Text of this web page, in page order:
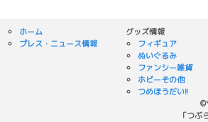
ホーム
プレス・ニュース情報
グッズ情報
フィギュア
ぬいぐるみ
ファンシー雑貨
ホビーその他
つめほうだい!!
「つ